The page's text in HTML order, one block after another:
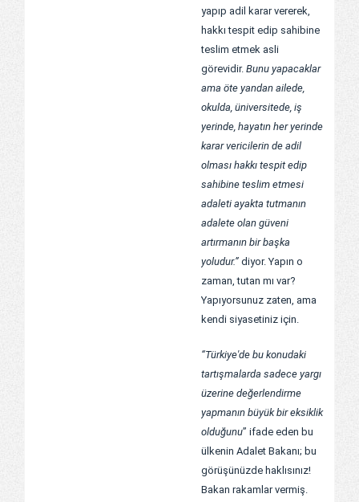
yapıp adil karar vererek,
hakkı tespit edip sahibine
teslim etmek asli
görevidir. Bunu yapacaklar
ama öte yandan ailede,
okulda, üniversitede, iş
yerinde, hayatın her yerinde
karar vericilerin de adil
olması hakkı tespit edip
sahibine teslim etmesi
adaleti ayakta tutmanın
adalete olan güveni
artırmanın bir başka
yoludur.” diyor. Yapın o
zaman, tutan mı var?
Yapıyorsunuz zaten, ama
kendi siyasetiniz için.
“Türkiye'de bu konudaki
tartışmalarda sadece yargı
üzerine değerlendirme
yapmanın büyük bir eksiklik
olduğunu” ifade eden bu
ülkenin Adalet Bakanı; bu
görüşünüzde haklısınız!
Bakan rakamlar vermiş.